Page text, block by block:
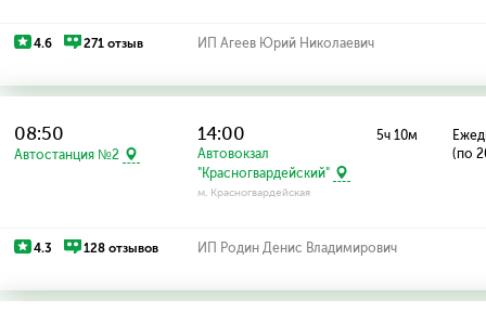
4.6 271 отзыв ИП Агеев Юрий Николаевич
08:50
Автостанция №2
14:00
Автовокзал
"Красногвардейский"
м. Красногвардейская
5ч 10м
(по
4.3 128 отзывов ИП Родин Денис Владимирович